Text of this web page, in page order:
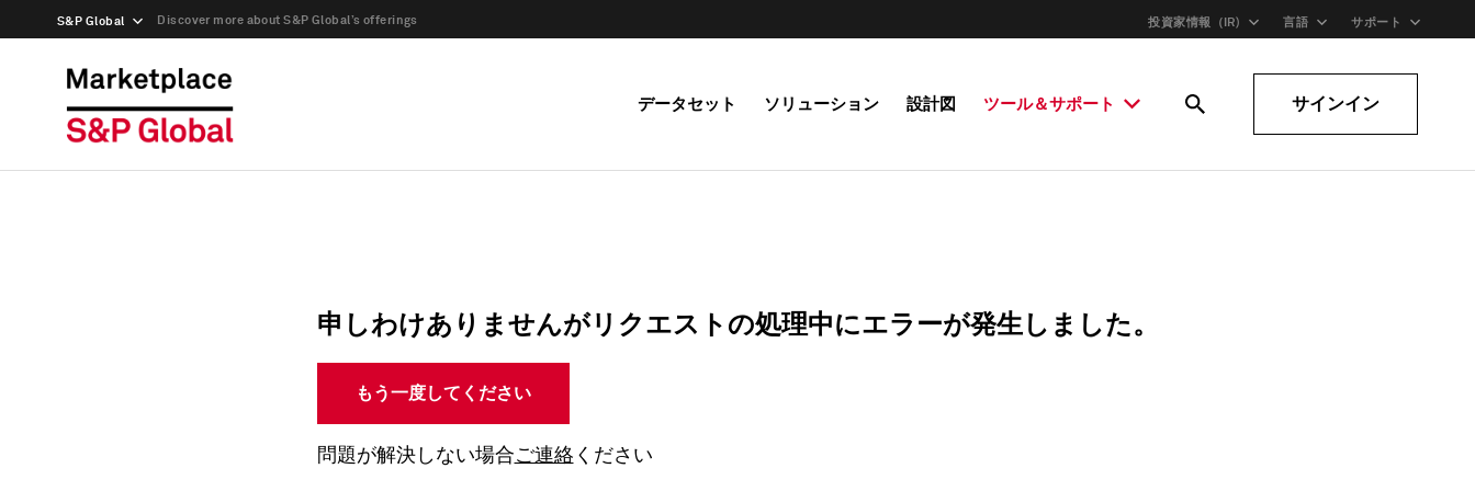
S&P Global Discover more about S&P Global’s offerings 投資家情報（IR) 言語 サポート
データセット ソリューション 設計図 ツール＆サポート サインイン
申しわけありませんがリクエストの処理中にエラーが発生しました。
もう一度してください
問題が解決しない場合ご連絡 ください